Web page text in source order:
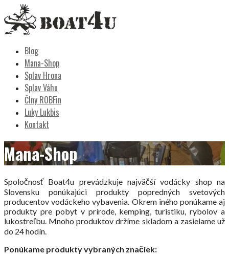
to
content
Blog
Mana-Shop
Splav Hrona
Splav Váhu
Člny ROBFin
Luky Lukbis
Kontakt
Mana-Shop
Spoločnosť Boat4u prevádzkuje najväčší vodácky shop na
Slovensku ponúkajúci produkty popredných svetových
producentov vodáckeho vybavenia. Okrem iného ponúkame aj
produkty pre pobyt v prírode, kemping, turistiku, rybolov a
lukostreľbu. Mnoho produktov držíme skladom a zasielame už
do 24 hodín.
Ponúkame produkty vybraných značiek: